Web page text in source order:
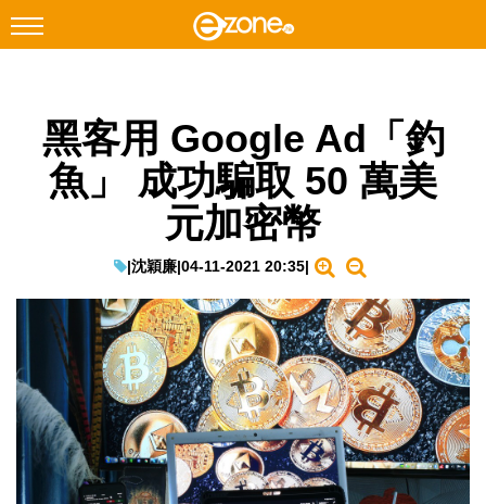
Facebook Instagram
科技焦點
教學評測
EduTech
IT Times
生成式AI與雲端應用
Enterprise Digital Transformation
黑客用 Google Ad「釣
魚」 成功騙取 50 萬美
元加密幣
|沈穎廉|04-11-2021 20:35|